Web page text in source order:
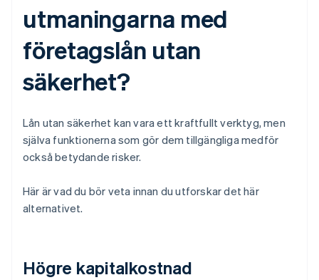
utmaningarna med
företagslån utan
säkerhet?
Lån utan säkerhet kan vara ett kraftfullt verktyg, men
själva funktionerna som gör dem tillgängliga medför
också betydande risker.
Här är vad du bör veta innan du utforskar det här
alternativet.
Högre kapitalkostnad